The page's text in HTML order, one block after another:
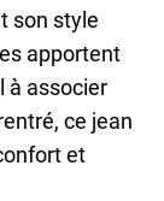
son style
apportent
à associer
ce jean
et